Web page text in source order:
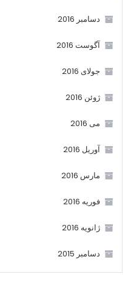
دسامبر 2016
آگوست 2016
جولای 2016
ژوئن 2016
می 2016
آوریل 2016
مارس 2016
فوریه 2016
ژانویه 2016
دسامبر 2015